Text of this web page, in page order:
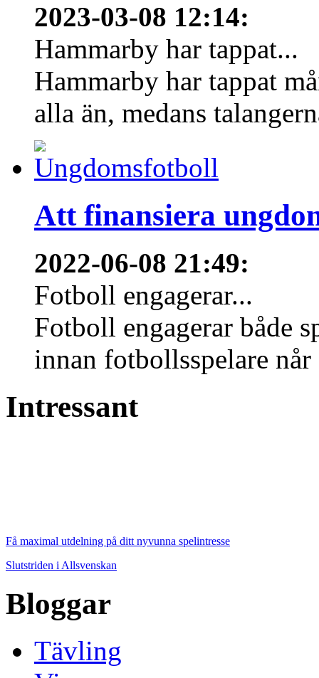
2023-03-08 12:14:
Hammarby har tappat...
Hammarby har tappat
alla än, medans
Att finansiera
2022-06-08 21:49:
Fotboll engagerar...
Fotboll engagerar både
innan fotbollsspelare
Intressant
Få maximal utdelning på ditt nyvunna spelintresse
Slutstriden i Allsvenskan
Bloggar
Tävling